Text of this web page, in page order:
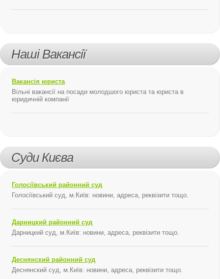
Наші Вакансії
Вакансія юриста
Вільні вакансії на посади молодшого юриста та юриста в
юридичній компанії
Суди Києва
Голосіївський районний суд
Голосіївський суд, м.Київ: новини, адреса, реквізити тощо.
Дарницкий районний суд
Дарницкий суд, м.Київ: новини, адреса, реквізити тощо.
Деснянский районний суд
Деснянский суд, м.Київ: новини, адреса, реквізити тощо.